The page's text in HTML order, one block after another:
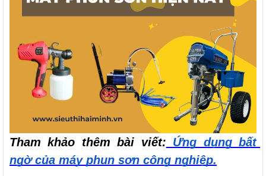
Tham khảo thêm bài viết: Ứng dụng bất
ngờ của máy phun sơn công nghiệp.